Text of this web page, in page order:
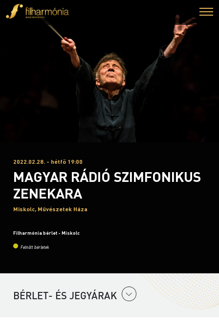
2022.02.28. - hétfő 19:00
MAGYAR RÁDIÓ SZIMFONIKUS
ZENEKARA
Miskolc, Művészetek Háza
Filharmónia bérlet - Miskolc
Felnőtt bérletek
BÉRLET- ÉS JEGYÁRAK